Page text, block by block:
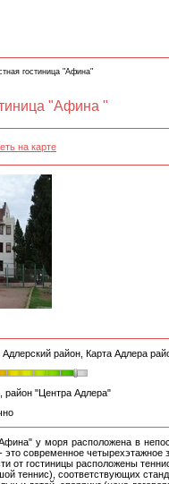
гостиница "Афина"
"Афина "
на карте
район, Карта Адлера
район "Центра Адлера"
у моря расположена в
это современное
от гостиницы расположены
теннис), соответствующих